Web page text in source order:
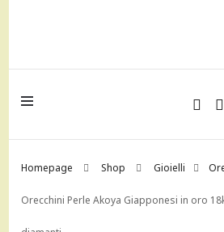
Homepage Shop Gioielli
Orecchini Perle Akoya Giapponesi in oro